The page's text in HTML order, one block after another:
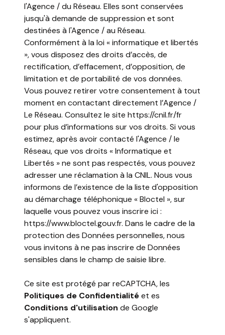
l'Agence / du Réseau. Elles sont conservées
jusqu'à demande de suppression et sont
destinées à l'Agence / au Réseau.
Conformément à la loi « informatique et libertés
», vous disposez des droits d’accès, de
rectification, d’effacement, d’opposition, de
limitation et de portabilité de vos données.
Vous pouvez retirer votre consentement à tout
moment en contactant directement l’Agence /
Le Réseau. Consultez le site https://cnil.fr/fr
pour plus d’informations sur vos droits. Si vous
estimez, après avoir contacté l'Agence / le
Réseau, que vos droits « Informatique et
Libertés » ne sont pas respectés, vous pouvez
adresser une réclamation à la CNIL. Nous vous
informons de l’existence de la liste d'opposition
au démarchage téléphonique « Bloctel », sur
laquelle vous pouvez vous inscrire ici :
https://www.bloctel.gouv.fr. Dans le cadre de la
protection des Données personnelles, nous
vous invitons à ne pas inscrire de Données
sensibles dans le champ de saisie libre.
Ce site est protégé par reCAPTCHA, les
Politiques de Confidentialitéet es
Conditions d'utilisation de Google
s'appliquent.